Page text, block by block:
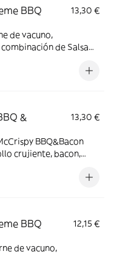
BBQ
13,30 €
de vacuno,
de Salsa
fresca y tiras de
&
13,30 €
BBQ&Bacon
crujiente, bacon,
BBQ
12,15 €
de vacuno,